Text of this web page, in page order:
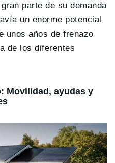
parte de su demanda
un enorme potencial
unos años de frenazo
de los diferentes
Movilidad, ayudas y